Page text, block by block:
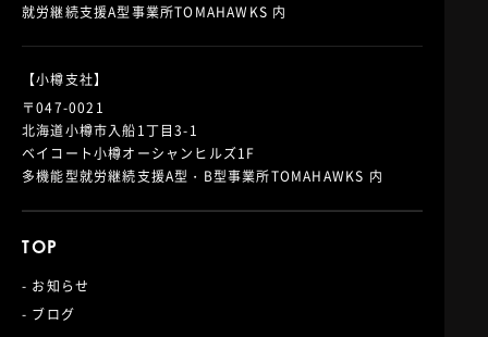
就労継続支援A型事業所TOMAHAWKS 内
【小樽支社】
〒047-0021
北海道小樽市入船1丁目3-1
ベイコート小樽オーシャンヒルズ1F
多機能型就労継続支援A型・B型事業所TOMAHAWKS 内
TOP
- お知らせ
- ブログ